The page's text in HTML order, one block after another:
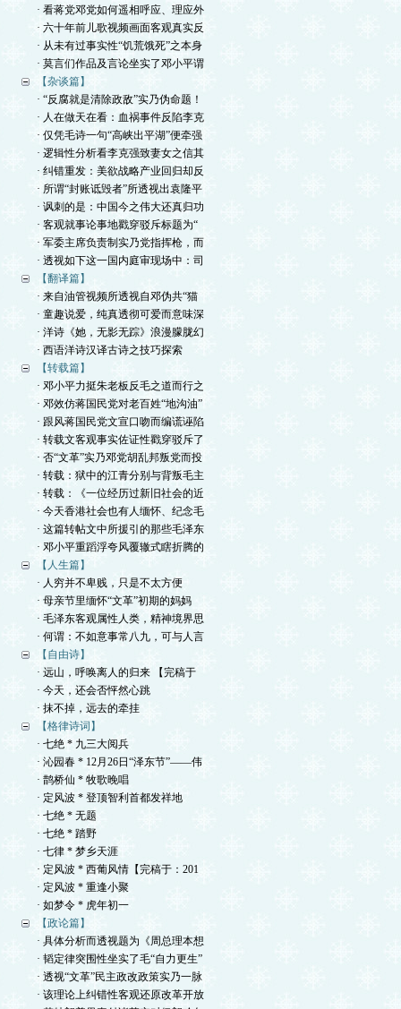
· 看蒋党邓党如何遥相呼应、理应外
· 六十年前儿歌视频画面客观真实反
· 从未有过事实性“饥荒饿死”之本身
· 莫言们作品及言论坐实了邓小平谓
【杂谈篇】
· “反腐就是清除政敌”实乃伪命题！
· 人在做天在看：血祸事件反陷李克
· 仅凭毛诗一句“高峡出平湖”便牵强
· 逻辑性分析看李克强致妻女之信其
· 纠错重发：美欲战略产业回归却反
· 所谓“封账诋毁者”所透视出袁隆平
· 讽刺的是：中国今之伟大还真归功
· 客观就事论事地戳穿驳斥标题为“
· 军委主席负责制实乃党指挥枪，而
· 透视如下这一国内庭审现场中：司
【翻译篇】
· 来自油管视频所透视自邓伪共“猫
· 童趣说爱，纯真透彻可爱而意味深
· 洋诗《她，无影无踪》浪漫朦胧幻
· 西语洋诗汉译古诗之技巧探索
【转载篇】
· 邓小平力挺朱老板反毛之道而行之
· 邓效仿蒋国民党对老百姓“地沟油”
· 跟风蒋国民党文宣口吻而编谎诬陷
· 转载文客观事实佐证性戳穿驳斥了
· 否“文革”实乃邓党胡乱邦叛党而投
· 转载：狱中的江青分别与背叛毛主
· 转载：《一位经历过新旧社会的近
· 今天香港社会也有人缅怀、纪念毛
· 这篇转帖文中所援引的那些毛泽东
· 邓小平重蹈浮夸风覆辙式瞎折腾的
【人生篇】
· 人穷并不卑贱，只是不太方便
· 母亲节里缅怀“文革”初期的妈妈
· 毛泽东客观属性人类，精神境界思
· 何谓：不如意事常八九，可与人言
【自由诗】
· 远山，呼唤离人的归来 【完稿于
· 今天，还会否怦然心跳
· 抹不掉，远去的牵挂
【格律诗词】
· 七绝 * 九三大阅兵
· 沁园春 * 12月26日“泽东节”——伟
· 鹊桥仙 * 牧歌晚唱
· 定风波 * 登顶智利首都发祥地
· 七绝 * 无题
· 七绝 * 踏野
· 七律 * 梦乡天涯
· 定风波 * 西葡风情【完稿于：201
· 定风波 * 重逢小聚
· 如梦令 * 虎年初一
【政论篇】
· 具体分析而透视题为《周总理本想
· 韬定律突围性坐实了毛“自力更生”
· 透视“文革”民主政改政策实乃一脉
· 该理论上纠错性客观还原改革开放